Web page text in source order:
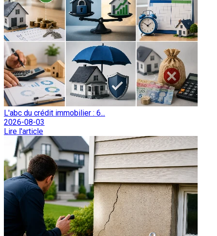
L'abc du crédit immobilier : 6...
2026-08-03
Lire l'article